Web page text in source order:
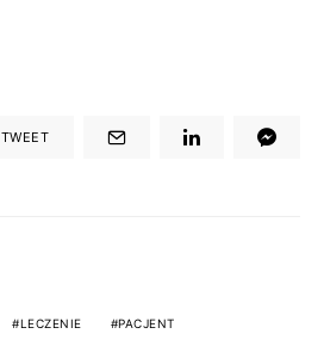
TWEET
LECZENIE PACJENT